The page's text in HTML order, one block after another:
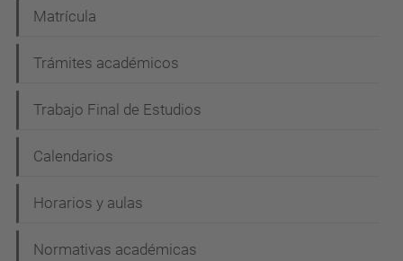
Matrícula
Trámites académicos
Trabajo Final de Estudios
Calendarios
Horarios y aulas
Normativas académicas